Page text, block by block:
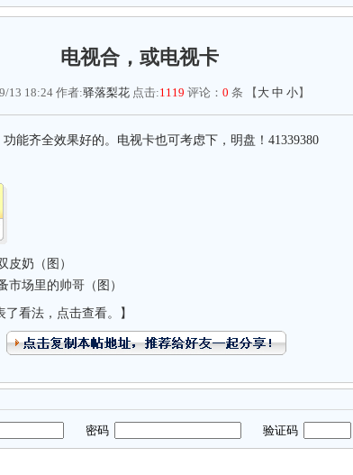
电视合，或电视卡
13 18:24 作者:驿落梨花点击:1119 评论： 0 条 【 大 中 小】
能齐全效果好的。电视卡也可考虑下，明盘！41339380
皮奶（图）
市场里的帅哥（图）
了看法，点击查看。】
密码 验证码